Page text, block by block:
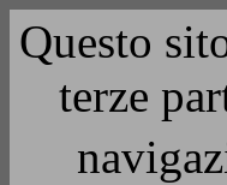
Questo
terze